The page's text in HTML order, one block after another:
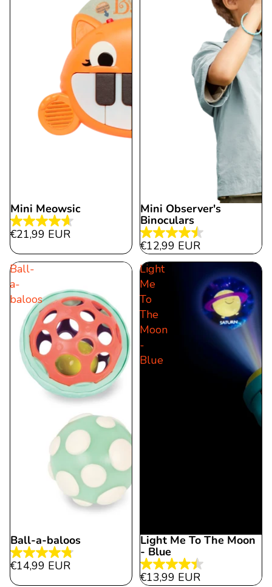
Mini Meowsic
4.6
5
11
Bewertungen
€21,99 EUR
Mini Observer's
Binoculars
4.5
von
Sternen.
Bewertungen
€12,99 EUR
Ball-
a-
baloos
Ball-a-baloos
4.8
€14,99 EUR
Light
Me
To
The
Moon
-
Blue
Light Me To The Moon
- Blue
4.4
€13,99 EUR